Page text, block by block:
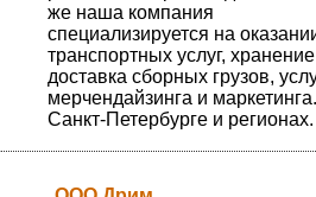
же наша компания
специализируется на
транспортных услуг,
доставка сборных грузов,
мерчендайзинга и
Санкт-Петербурге и регионах.